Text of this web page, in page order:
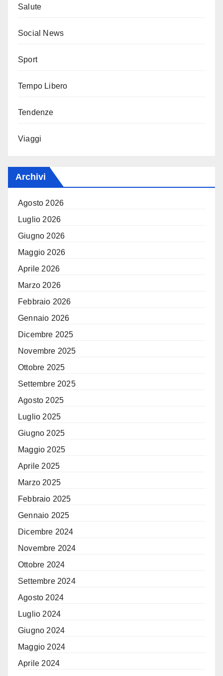
Salute
Social News
Sport
Tempo Libero
Tendenze
Viaggi
Archivi
Agosto 2026
Luglio 2026
Giugno 2026
Maggio 2026
Aprile 2026
Marzo 2026
Febbraio 2026
Gennaio 2026
Dicembre 2025
Novembre 2025
Ottobre 2025
Settembre 2025
Agosto 2025
Luglio 2025
Giugno 2025
Maggio 2025
Aprile 2025
Marzo 2025
Febbraio 2025
Gennaio 2025
Dicembre 2024
Novembre 2024
Ottobre 2024
Settembre 2024
Agosto 2024
Luglio 2024
Giugno 2024
Maggio 2024
Aprile 2024